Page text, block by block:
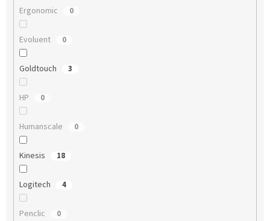
Ergonomic 0
Evoluent 0
Goldtouch 3
HP 0
Humanscale 0
Kinesis 18
Logitech 4
Penclic 0